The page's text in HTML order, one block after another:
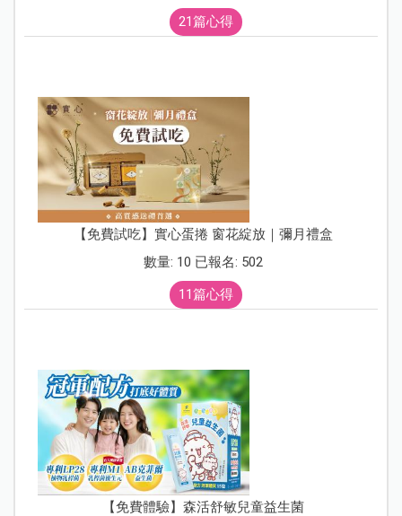
21篇心得
【免費試吃】實心蛋捲 窗花綻放｜彌月禮盒
數量: 10 已報名: 502
11篇心得
【免費體驗】森活舒敏兒童益生菌